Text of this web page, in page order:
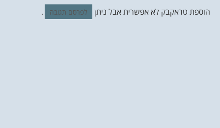
הוספת טראקבק לא אפשרית אבל ניתן לפרסם תגובה .